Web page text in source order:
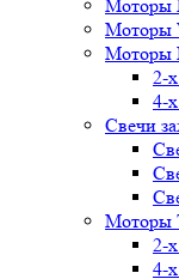
Моторы
Моторы
Моторы
2-
4-
Свечи
Моторы
2-
4-